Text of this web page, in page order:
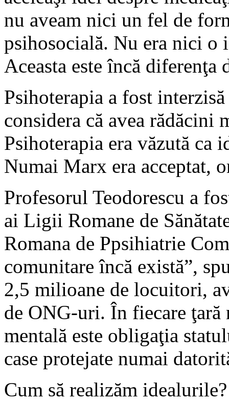
nu aveam nici un fel de
psihosocială. Nu era nici o
Aceasta este încă diferenţa
Psihoterapia a fost
considera că avea rădăcini
Psihoterapia era văzută ca
Numai Marx era acceptat,
Profesorul Teodorescu a
ai Ligii Romane de
Romana de Ppsihiatrie
comunitare încă există”,
2,5 milioane de locuitori,
de ONG-uri. În fiecare
mentală este obligaţia
case protejate numai
Cum să realizăm idealurile?